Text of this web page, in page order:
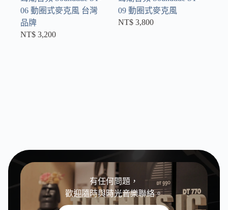
06 動圈式麥克風 台灣
品牌
NT$ 3,200
09 動圈式麥克風
NT$ 3,800
有任何問題，
歡迎隨時與時光音樂聯絡。